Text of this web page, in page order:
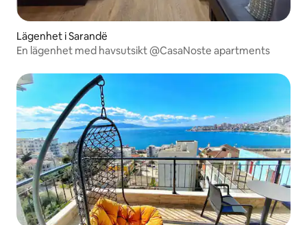
Lägenhet i Sarandë
En lägenhet med havsutsikt @CasaNoste apartments